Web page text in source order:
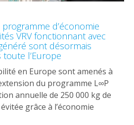
d’économie
VRV fonctionnant avec
sont désormais
l’Europe
en Europe sont amenés à
du programme L∞P
annuelle de 250 000 kg de
grâce à l’économie